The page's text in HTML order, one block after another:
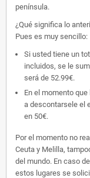
península.
¿Qué significa lo
Pues es muy sencillo:
Si usted tiene un
incluidos, se le
será de 52.99€.
En el momento
a descontarsele el
en 50€.
Por el momento no
Ceuta y Melilla,
del mundo. En caso
estos lugares se